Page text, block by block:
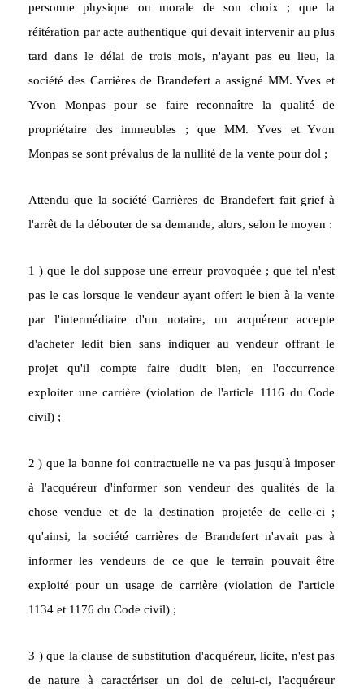
personne physique ou morale de son choix ; que la
réitération par acte authentique qui devait intervenir au plus
tard dans le délai de trois mois, n'ayant pas eu lieu, la
société des Carrières de Brandefert a assigné MM. Yves et
Yvon Monpas pour se faire reconnaître la qualité de
propriétaire des immeubles ; que MM. Yves et Yvon
Monpas se sont prévalus de la nullité de la vente pour dol ;
Attendu que la société Carrières de Brandefert fait grief à
l'arrêt de la débouter de sa demande, alors, selon le moyen :
1 ) que le dol suppose une erreur provoquée ; que tel n'est
pas le cas lorsque le vendeur ayant offert le bien à la vente
par l'intermédiaire d'un notaire, un acquéreur accepte
d'acheter ledit bien sans indiquer au vendeur offrant le
projet qu'il compte faire dudit bien, en l'occurrence
exploiter une carrière (violation de l'article 1116 du Code
civil) ;
2 ) que la bonne foi contractuelle ne va pas jusqu'à imposer
à l'acquéreur d'informer son vendeur des qualités de la
chose vendue et de la destination projetée de celle-ci ;
qu'ainsi, la société carrières de Brandefert n'avait pas à
informer les vendeurs de ce que le terrain pouvait être
exploité pour un usage de carrière (violation de l'article
1134 et 1176 du Code civil) ;
3 ) que la clause de substitution d'acquéreur, licite, n'est pas
de nature à caractériser un dol de celui-ci, l'acquéreur